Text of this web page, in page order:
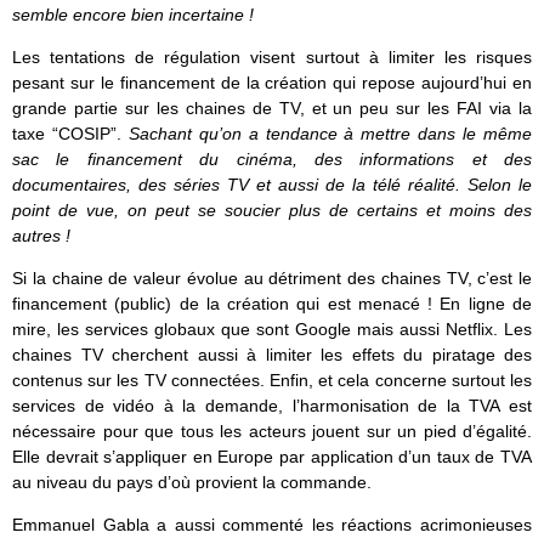
semble encore bien incertaine !
Les tentations de régulation visent surtout à limiter les risques
pesant sur le financement de la création qui repose aujourd’hui en
grande partie sur les chaines de TV, et un peu sur les FAI via la
taxe “COSIP”. Sachant qu’on a tendance à mettre dans le même
sac le financement du cinéma, des informations et des
documentaires, des séries TV et aussi de la télé réalité. Selon le
point de vue, on peut se soucier plus de certains et moins des
autres !
Si la chaine de valeur évolue au détriment des chaines TV, c’est le
financement (public) de la création qui est menacé ! En ligne de
mire, les services globaux que sont Google mais aussi Netflix. Les
chaines TV cherchent aussi à limiter les effets du piratage des
contenus sur les TV connectées. Enfin, et cela concerne surtout les
services de vidéo à la demande, l’harmonisation de la TVA est
nécessaire pour que tous les acteurs jouent sur un pied d’égalité.
Elle devrait s’appliquer en Europe par application d’un taux de TVA
au niveau du pays d’où provient la commande.
Emmanuel Gabla a aussi commenté les réactions acrimonieuses